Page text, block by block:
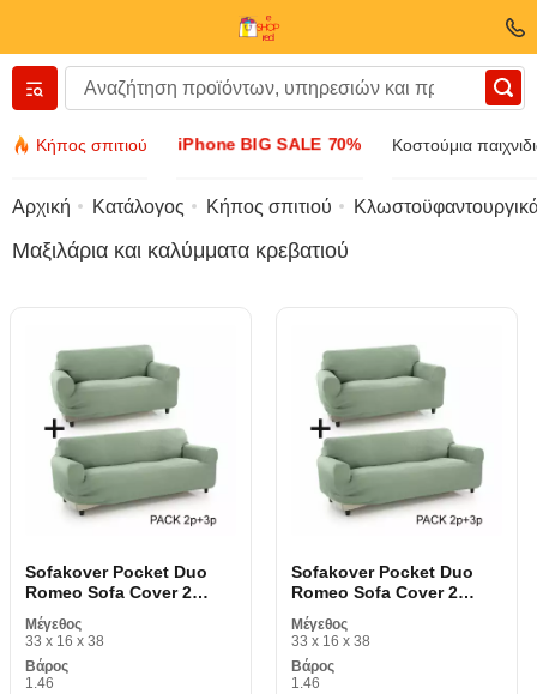
Κήπος σπιτιού iPhone BIG SALE 70% Κοστούμια
Вернуться назад
Εξαρτήματα
Κοσμήματα
Ρολόι χειρός
Αρχική Κατάλογος Κήπος σπιτιού
Μαξιλάρια και καλύμματα κρεβατιού
Sofakover Pocket Duo
Romeo Sofa Cover 2
κομμάτια
Μέγεθος
33 x 16 x 38
Βάρος
1.46
Sofakover Pocket Duo
Romeo Sofa Cover 2
κομμάτια
Μέγεθος
33 x 16 x 38
Βάρος
1.46